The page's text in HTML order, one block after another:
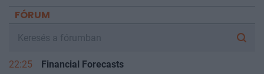
FÓRUM
22:25 Financial Forecasts